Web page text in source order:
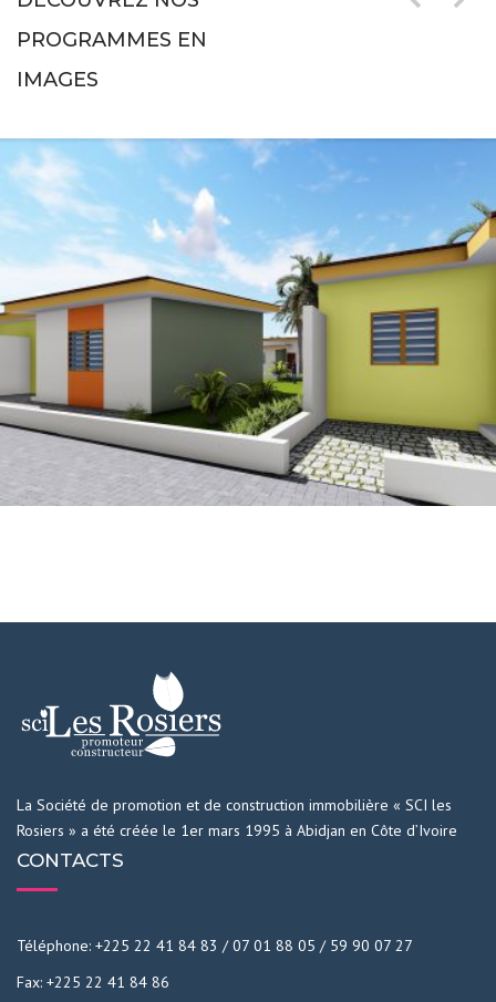
PROGRAMMES EN
IMAGES
Résidences LES MIRABELLES à Bingerville
La Société de promotion et de construction immobilière « SCI les
Rosiers » a été créée le 1er mars 1995 à Abidjan en Côte d’Ivoire
CONTACTS
Téléphone: +225 22 41 84 83 / 07 01 88 05 / 59 90 07 27
Fax: +225 22 41 84 86